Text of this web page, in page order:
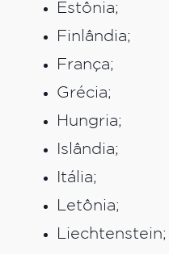
Estônia;
Finlândia;
França;
Grécia;
Hungria;
Islândia;
Itália;
Letônia;
Liechtenstein;